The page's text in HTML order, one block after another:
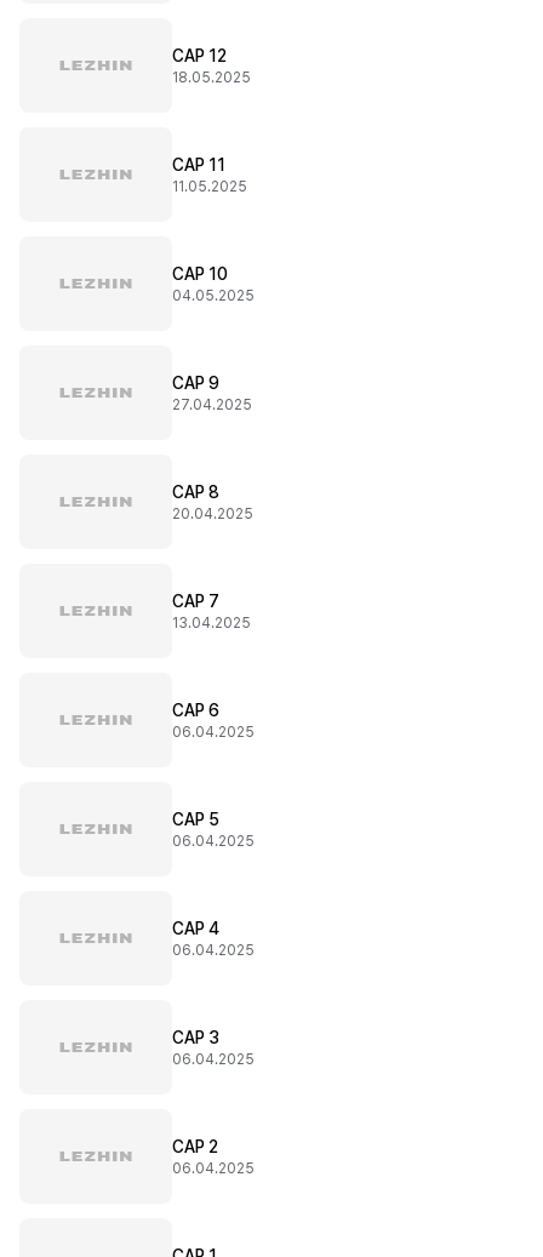
CAP 12
18.05.2025
CAP 11
11.05.2025
CAP 10
04.05.2025
CAP 9
27.04.2025
CAP 8
20.04.2025
CAP 7
13.04.2025
CAP 6
06.04.2025
CAP 5
06.04.2025
CAP 4
06.04.2025
CAP 3
06.04.2025
CAP 2
06.04.2025